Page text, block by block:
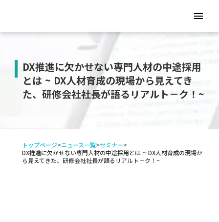
menu
DX推進に欠かせない専門人材の中途採用
とは ~ DX人材育成の現場から見えてき
た、研修会社社長が語るリアルト－ク！~
トップページ>ニュース一覧>セミナー>
DX推進に欠かせない専門人材の中途採用とは ~ DX人材育成の現場か
ら見えてきた、研修会社社長が語るリアルト－ク！~